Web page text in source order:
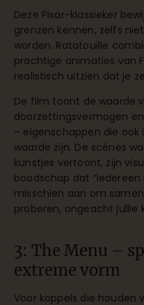
Deze Pixar-klassieker
grenzen kennen, zelfs
worden. Ratatouille
prachtige animaties van
realistisch uitzien dat je
De film toont de waarde
doorzettingsvermogen
– eigenschappen die
waarde zijn. De scènes
kunstjes vertoont, zijn
boodschap dat
misschien aan om
proberen, ongeacht jullie
3: The Menu –
extreme vorm
Voor koppels die houden